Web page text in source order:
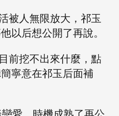
被人無限放大，祁玉
以后想公開了再說。
前挖不出來什麼，點
寧意在祁玉后面補
愛，時機成熟了再公